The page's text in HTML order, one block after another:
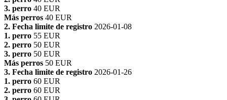
3. perro 40 EUR
Más perros 40 EUR
2. Fecha limite de registro 2026-01-08
1. perro 55 EUR
2. perro 50 EUR
3. perro 50 EUR
Más perros 50 EUR
3. Fecha limite de registro 2026-01-26
1. perro 60 EUR
2. perro 60 EUR